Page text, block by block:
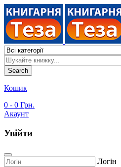
Search
Кошик
0 - 0 Грн.
Акаунт
Увійти
Логін